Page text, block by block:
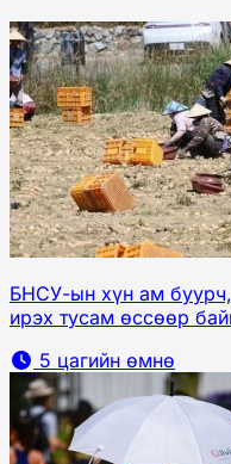
БНСУ-ын хүн ам
ирэх тусам өссөөр
5 цагийн өмнө